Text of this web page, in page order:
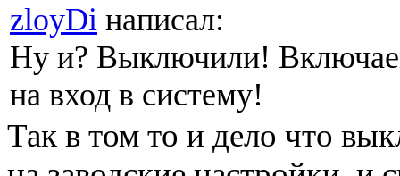
zloyDi написал:
Ну и? Выключили!
на вход в систему!
Так в том то и дело что